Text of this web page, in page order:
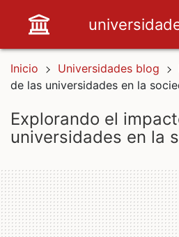
Inicio Universidades blog
de las universidades en la
explorando el impacto de las
universidades en la